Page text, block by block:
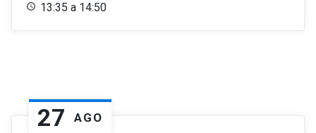
13:35 a 14:50
27 AGO